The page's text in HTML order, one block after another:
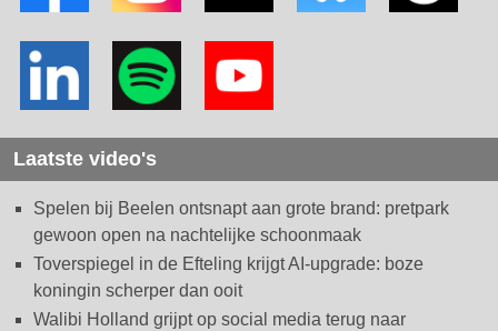
Laatste video's
Spelen bij Beelen ontsnapt aan grote brand: pretpark
gewoon open na nachtelijke schoonmaak
Toverspiegel in de Efteling krijgt AI-upgrade: boze
koningin scherper dan ooit
Walibi Holland grijpt op social media terug naar